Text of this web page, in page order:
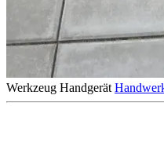
Werkzeug Handgerät